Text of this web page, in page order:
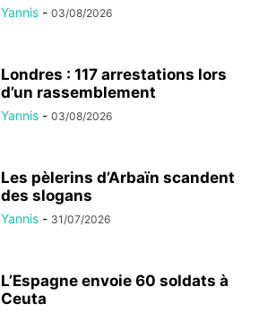
Yannis - 03/08/2026
Londres : 117 arrestations lors
d’un rassemblement
Yannis - 03/08/2026
Les pèlerins d’Arbaïn scandent
des slogans
Yannis - 31/07/2026
L’Espagne envoie 60 soldats à
Ceuta